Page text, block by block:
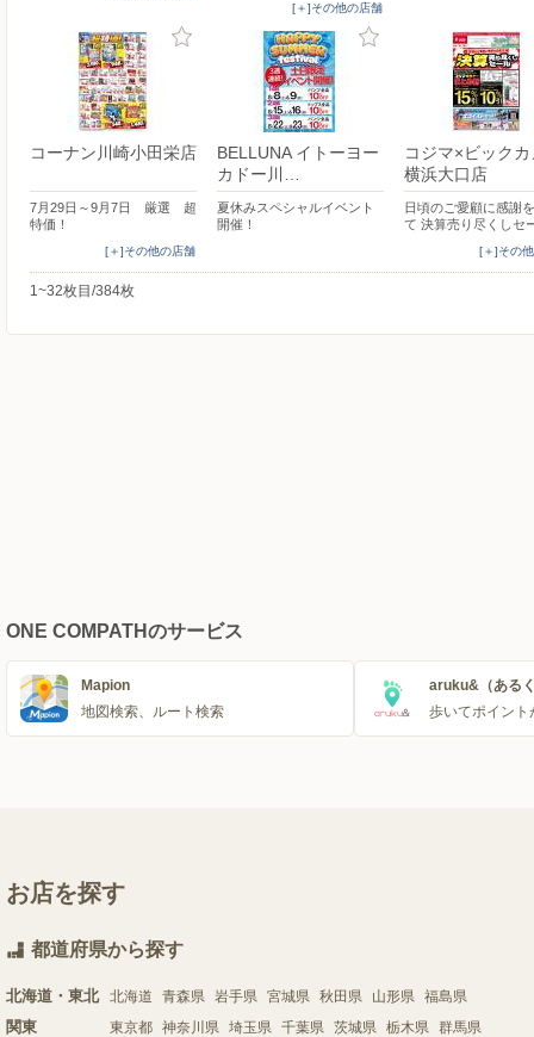
[＋]その他の店舗
コーナン川崎小田栄店
7月29日～9月7日 厳選 超
特価！
[＋]その他の店舗
BELLUNA イトーヨー
カドー川…
夏休みスペシャルイベント
開催！
コジマ×ビック
横浜大口店
日頃のご愛顧に感謝
て 決算売り尽くしセ
[＋]その
1~32枚目/384枚
ONE COMPATHのサービス
Mapion
地図検索、ルート検索
aruku&（ある
歩いてポイント
お店を探す
都道府県から探す
北海道・東北 北海道 青森県 岩手県 宮城県 秋田県 山形県 福島県
関東 東京都 神奈川県 埼玉県 千葉県 茨城県 栃木県 群馬県